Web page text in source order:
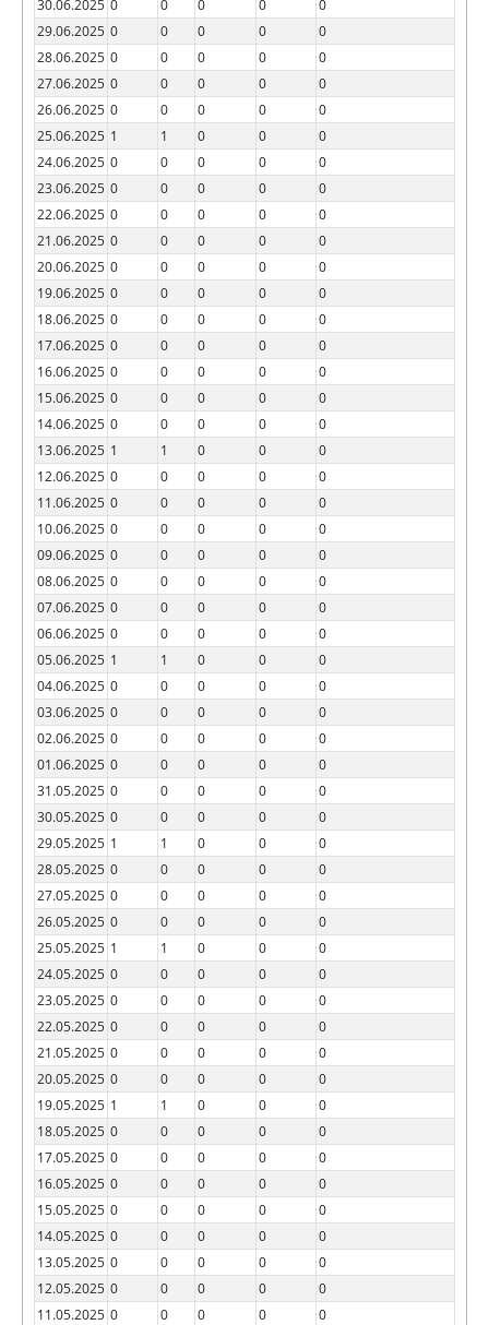
30.06.2025 0 0 0 0
0
29.06.2025 0 0 0 0
0
28.06.2025 0 0 0 0
0
27.06.2025 0 0 0 0
0
26.06.2025 0 0 0 0
0
25.06.2025 1 1 0 0
0
24.06.2025 0 0 0 0
0
23.06.2025 0 0 0 0
0
22.06.2025 0 0 0 0
0
21.06.2025 0 0 0 0
0
20.06.2025 0 0 0 0
0
19.06.2025 0 0 0 0
0
18.06.2025 0 0 0 0
0
17.06.2025 0 0 0 0
0
16.06.2025 0 0 0 0
0
15.06.2025 0 0 0 0
0
14.06.2025 0 0 0 0
0
13.06.2025 1 1 0 0
0
12.06.2025 0 0 0 0
0
11.06.2025 0 0 0 0
0
10.06.2025 0 0 0 0
0
09.06.2025 0 0 0 0
0
08.06.2025 0 0 0 0
0
07.06.2025 0 0 0 0
0
06.06.2025 0 0 0 0
0
05.06.2025 1 1 0 0
0
04.06.2025 0 0 0 0
0
03.06.2025 0 0 0 0
0
02.06.2025 0 0 0 0
0
01.06.2025 0 0 0 0
0
31.05.2025 0 0 0 0
0
30.05.2025 0 0 0 0
0
29.05.2025 1 1 0 0
0
28.05.2025 0 0 0 0
0
27.05.2025 0 0 0 0
0
26.05.2025 0 0 0 0
0
25.05.2025 1 1 0 0
0
24.05.2025 0 0 0 0
0
23.05.2025 0 0 0 0
0
22.05.2025 0 0 0 0
0
21.05.2025 0 0 0 0
0
20.05.2025 0 0 0 0
0
19.05.2025 1 1 0 0
0
18.05.2025 0 0 0 0
0
17.05.2025 0 0 0 0
0
16.05.2025 0 0 0 0
0
15.05.2025 0 0 0 0
0
14.05.2025 0 0 0 0
0
13.05.2025 0 0 0 0
0
12.05.2025 0 0 0 0
0
11.05.2025 0 0 0 0
0